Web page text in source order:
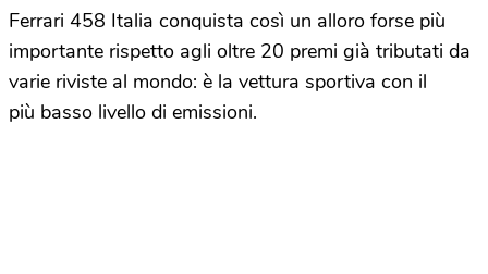
Ferrari 458 Italia conquista così un alloro forse più
importante rispetto agli oltre 20 premi già tributati da
varie riviste al mondo: è la vettura sportiva con il
più basso livello di emissioni.